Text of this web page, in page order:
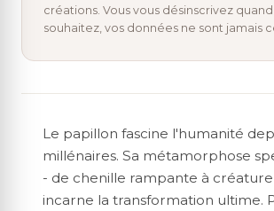
créations. Vous vous désinscrivez
souhaitez, vos données ne sont jamais
Le papillon fascine l'humanité
millénaires. Sa métamorphose
- de chenille rampante à créature
incarne la transformation ultime.